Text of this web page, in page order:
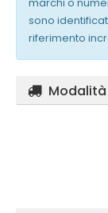
sono
riferimento